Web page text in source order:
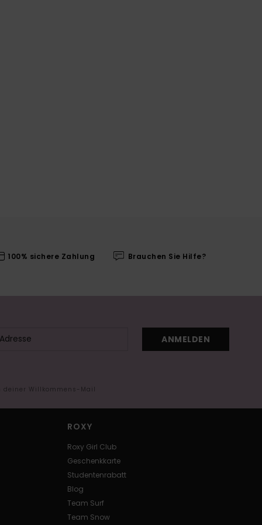
100% sichere Zahlung Brauchen Sie Hilfe?
ANMELDEN
Willkommens-Mail
ROXY
Roxy Girl Club
Geschenkkarte
Studentenrabatt
Blog
Team Surf
Team Snow